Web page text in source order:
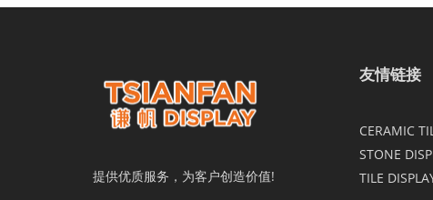
提供优质服务，为客户创造价值!
友情链接
CERAMIC
STONE
TILE